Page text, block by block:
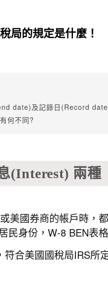
局的規定是什麼！
date)及記錄日(Record
何不同?
(Interest) 兩種
美國券商的帳戶時，
民身份，W-8 BEN表
合美國國稅局IRS